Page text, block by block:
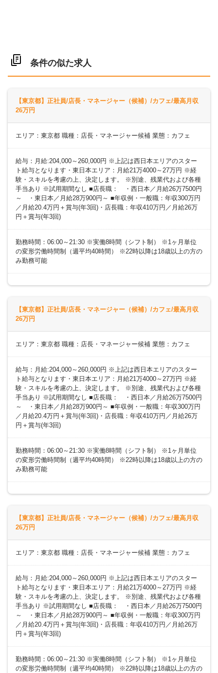
条件の似た求人
【東京都】正社員/店長・マネージャー（候補）/カフェ/最高月収
26万円
エリア：東京都 職種：店長・マネージャー候補 業態：カフェ
給与：月給:204,000～260,000円 ※上記は西日本エリアのスター
ト給与となります・東日本エリア：月給21万4000～27万円 ※経
験・スキルを考慮の上、決定します。 ※別途、残業代および各種
手当あり ※試用期間なし ■店長職： ・西日本／月給26万7500円
～ ・東日本／月給28万900円～ ■年収例・一般職：年収300万円
／月給20.4万円＋賞与(年3回)・店長職：年収410万円／月給26万
円＋賞与(年3回)
勤務時間：06:00～21:30 ※実働8時間（シフト制） ※1ヶ月単位
の変形労働時間制（週平均40時間） ※22時以降は18歳以上の方の
み勤務可能
【東京都】正社員/店長・マネージャー（候補）/カフェ/最高月収
26万円
エリア：東京都 職種：店長・マネージャー候補 業態：カフェ
給与：月給:204,000～260,000円 ※上記は西日本エリアのスター
ト給与となります・東日本エリア：月給21万4000～27万円 ※経
験・スキルを考慮の上、決定します。 ※別途、残業代および各種
手当あり ※試用期間なし ■店長職： ・西日本／月給26万7500円
～ ・東日本／月給28万900円～ ■年収例・一般職：年収300万円
／月給20.4万円＋賞与(年3回)・店長職：年収410万円／月給26万
円＋賞与(年3回)
勤務時間：06:00～21:30 ※実働8時間（シフト制） ※1ヶ月単位
の変形労働時間制（週平均40時間） ※22時以降は18歳以上の方の
み勤務可能
【東京都】正社員/店長・マネージャー（候補）/カフェ/最高月収
26万円
エリア：東京都 職種：店長・マネージャー候補 業態：カフェ
給与：月給:204,000～260,000円 ※上記は西日本エリアのスター
ト給与となります・東日本エリア：月給21万4000～27万円 ※経
験・スキルを考慮の上、決定します。 ※別途、残業代および各種
手当あり ※試用期間なし ■店長職： ・西日本／月給26万7500円
～ ・東日本／月給28万900円～ ■年収例・一般職：年収300万円
／月給20.4万円＋賞与(年3回)・店長職：年収410万円／月給26万
円＋賞与(年3回)
勤務時間：06:00～21:30 ※実働8時間（シフト制） ※1ヶ月単位
の変形労働時間制（週平均40時間） ※22時以降は18歳以上の方の